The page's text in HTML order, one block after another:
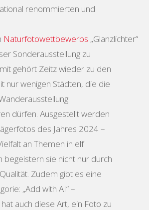
renommierten und
Naturfotowettbewerbs „Glanzlichter“
Sonderausstellung zu
gehört Zeitz wieder zu den
nur wenigen Städten, die die
dürfen. Ausgestellt werden
des Jahres 2024 –
an Themen in elf
begeistern sie nicht nur durch
Zudem gibt es eine
„Add with AI“ –
auch diese Art, ein Foto zu